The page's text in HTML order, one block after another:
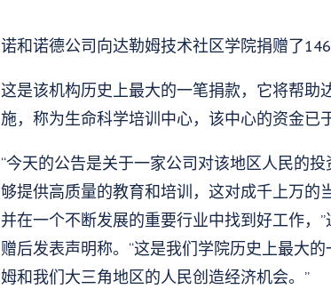
诺和诺德公司向达勒姆技术社区学院捐赠了
这是该机构历史上最大的一笔捐款，它将帮助
施，称为生命科学培训中心，该中心的资金已
“今天的公告是关于一家公司对该地区人民的
够提供高质量的教育和培训，这对成千上万的
并在一个不断发展的重要行业中找到好工作，
赠后发表声明称。“这是我们学院历史上最大
姆和我们大三角地区的人民创造经济机会。”